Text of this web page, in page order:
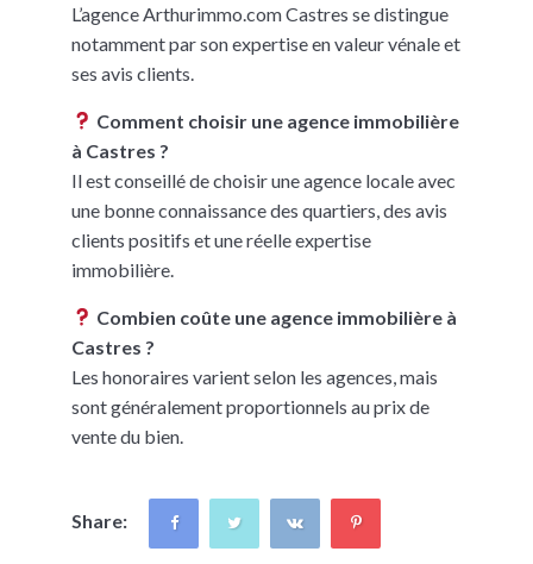
L’agence Arthurimmo.com Castres se distingue
notamment par son expertise en valeur vénale et
ses avis clients.
Comment choisir une agence immobilière
à Castres ?
Il est conseillé de choisir une agence locale avec
une bonne connaissance des quartiers, des avis
clients positifs et une réelle expertise
immobilière.
Combien coûte une agence immobilière à
Castres ?
Les honoraires varient selon les agences, mais
sont généralement proportionnels au prix de
vente du bien.
Share: